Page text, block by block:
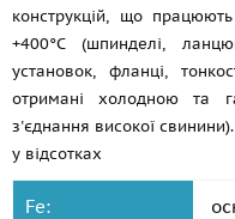
конструкцій, що
+400°С (шпинделі,
установок, фланці,
отримані холодною та
з'єднання високої
у відсотках
Fe: